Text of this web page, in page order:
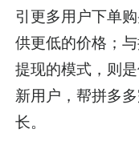
引更多用户下单
供更低的价格；
提现的模式，则
新用户，帮拼多
长。